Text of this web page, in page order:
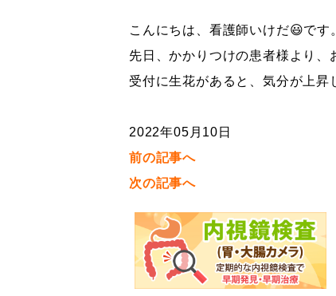
こんにちは、看護師いけだ😃です
先日、かかりつけの患者様より
受付に生花があると、気分が上昇
2022年05月10日
前の記事へ
次の記事へ